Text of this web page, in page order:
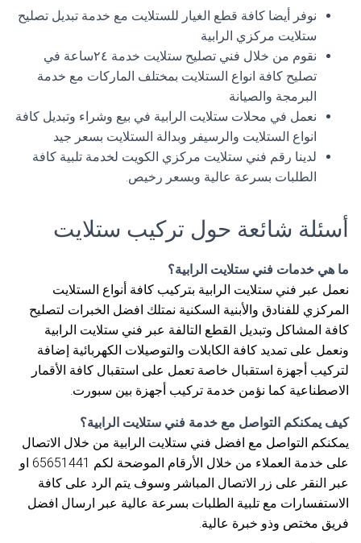
نوفر أيضا كافة قطع الغيار للستلايت مع خدمة تبديل تصليح
ستلايت مركزي الرابية
نقوم من خلال فني تصليح ستلايت خدمة ٢٤ساعة في
تصليح كافة انواع الستلايت بمختلف الماركات مع خدمة
البرمجة والصيانة
نعمل في محلات ستلايت الرابية في بيع وشراء وتبديل كافة
انواع الستلايت والرسيفر وبدالة الستلايت بسعر جيد
لدينا رقم فني ستلايت مركزي الكويت لخدمة تلبية كافة
الطلبات بسرعة عالية وبسعر رخيص.
أسئلة شائعة حول تركيب ستلايت
ما هي خدمات فني ستلايت الرابية؟
نعمل عبر فني ستلايت الرابية بتركيب كافة أنواع الستلايت
المركزي للفنادق والأبنية السكنية نمتلك افضل الخبرات لتصليح
كافة المشاكل وتبديل القطع التالفة عبر فني ستلايت الرابية
ونعمل على تمديد كافة الكابلات والتوصيلات الكهربائية إضافة
لتركيب أجهزة استقبال خاصة تعمل على استقبال كافة الأقمار
الاصطناعية كما نؤمن خدمة تركيب أجهزة بين سبورت.
كيف يمكنكم التواصل مع خدمة فني ستلايت الرابية؟
يمكنكم التواصل مع افضل فني ستلايت الرابية من خلال الاتصال
على خدمة العملاء من خلال الأرقام الموضحة لكم 65651441 او
عبر النقر على زر الاتصال المباشر وسوف يتم الرد على كافة
الاستفسارات مع تلبية الطلبات بسرعة عالية عبر ارسال افضل
فريق مختص وذو خبرة عالية.